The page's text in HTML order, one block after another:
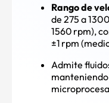
Rango de
de 275 a
1560 rpm),
±1 rpm
Admite